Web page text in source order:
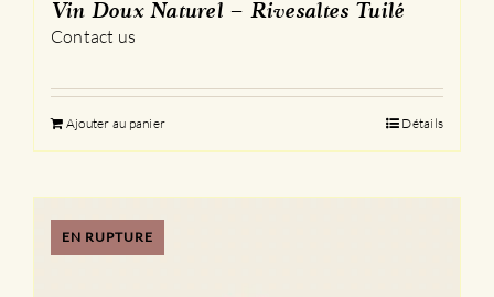
Vin Doux Naturel – Rivesaltes Tuilé
Contact us
Ajouter au panier Détails
EN RUPTURE